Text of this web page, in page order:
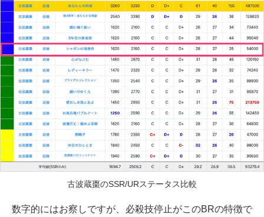
古波蔵棗のSSR/URステータス比較
数字的にはお察しですが、必殺技停止がこのBRの特徴で